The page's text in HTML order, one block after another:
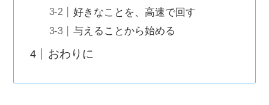
好きなことを、高速で回す
与えることから始める
おわりに